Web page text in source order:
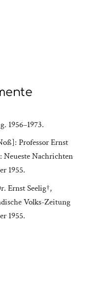
1956–1973.
Professor Ernst
Neueste Nachrichten
1955.
Ernst Seelig†,
Volks-Zeitung
1955.